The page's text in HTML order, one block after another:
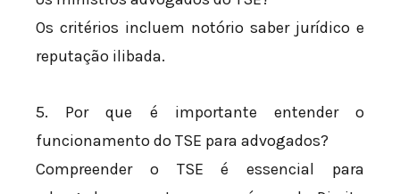
Os critérios incluem notório saber jurídico e
reputação ilibada.
5. Por que é importante entender o
funcionamento do TSE para advogados?
Compreender o TSE é essencial para